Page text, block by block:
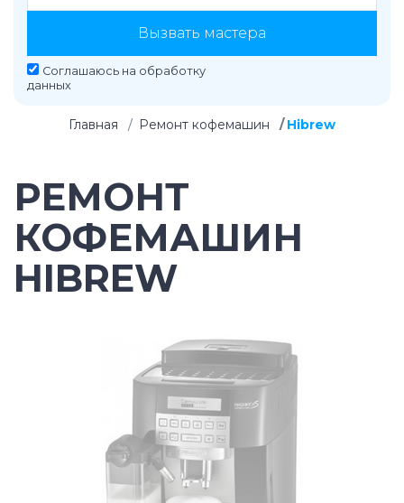
Вызвать мастера
Соглашаюсь на обработку
данных
Главная Ремонт кофемашин Hibrew
РЕМОНТ
КОФЕМАШИН
HIBREW